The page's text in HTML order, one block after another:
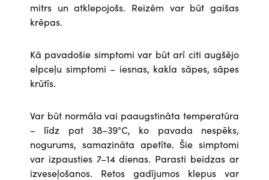
mitrs un atklepojošs. Reizēm var būt gaišas
krēpas.
Kā pavadošie simptomi var būt arī citi augšējo
elpceļu simptomi – iesnas, kakla sāpes, sāpes
krūtīs.
Var būt normāla vai paaugstināta temperatūra
– līdz pat 38–39°C, ko pavada nespēks,
nogurums, samazināta apetīte. Šie simptomi
var izpausties 7–14 dienas. Parasti beidzas ar
izveseļošanos. Retos gadījumos klepus var